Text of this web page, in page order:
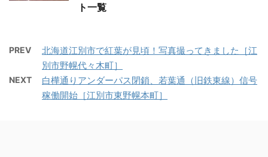
ト一覧
PREV
北海道江別市で紅葉が見頃！写真撮ってきました［江
別市野幌代々木町］
NEXT
白樺通りアンダーパス閉鎖、若葉通（旧鉄東線）信号
稼働開始［江別市東野幌本町］